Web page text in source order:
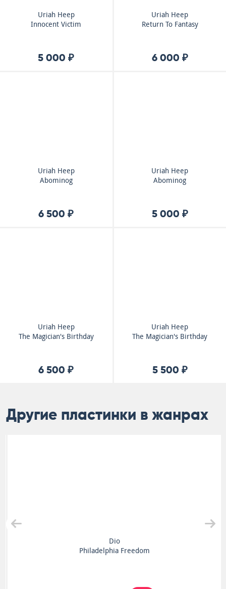
Uriah Heep
Innocent Victim
5 000 ₽
Uriah Heep
Return To Fantasy
6 000 ₽
Uriah Heep
Abominog
6 500 ₽
Uriah Heep
Abominog
5 000 ₽
Uriah Heep
The Magician's Birthday
6 500 ₽
Uriah Heep
The Magician's Birthday
5 500 ₽
Другие пластинки в жанрах
Dio
Philadelphia Freedom